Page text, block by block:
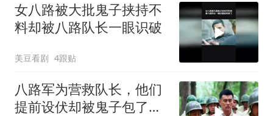
女八路被大批鬼子挟持不
料却被八路队长一眼识破
美豆看剧 4跟贴
八路军为营救队长，他们
提前设伏却被鬼子包了饺